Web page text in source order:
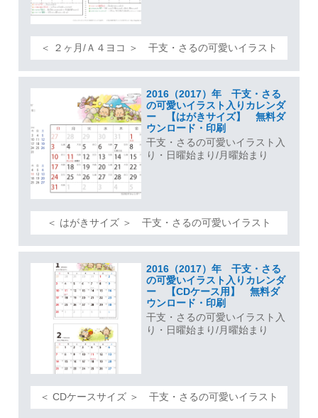
＜ ２ヶ月/Ａ４ヨコ ＞ 干支・さるの可愛いイラスト
2016（2017）年 干支・さる
の可愛いイラスト入りカレンダ
ー 【はがきサイズ】 無料ダ
ウンロード・印刷
干支・さるの可愛いイラスト入
り・日曜始まり/月曜始まり
＜ はがきサイズ ＞ 干支・さるの可愛いイラスト
2016（2017）年 干支・さる
の可愛いイラスト入りカレンダ
ー 【CDケース用】 無料ダ
ウンロード・印刷
干支・さるの可愛いイラスト入
り・日曜始まり/月曜始まり
＜ CDケースサイズ ＞ 干支・さるの可愛いイラスト